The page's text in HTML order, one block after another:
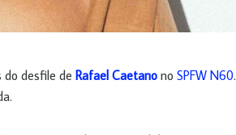
do desfile de Rafael Caetano no SPFW N60.